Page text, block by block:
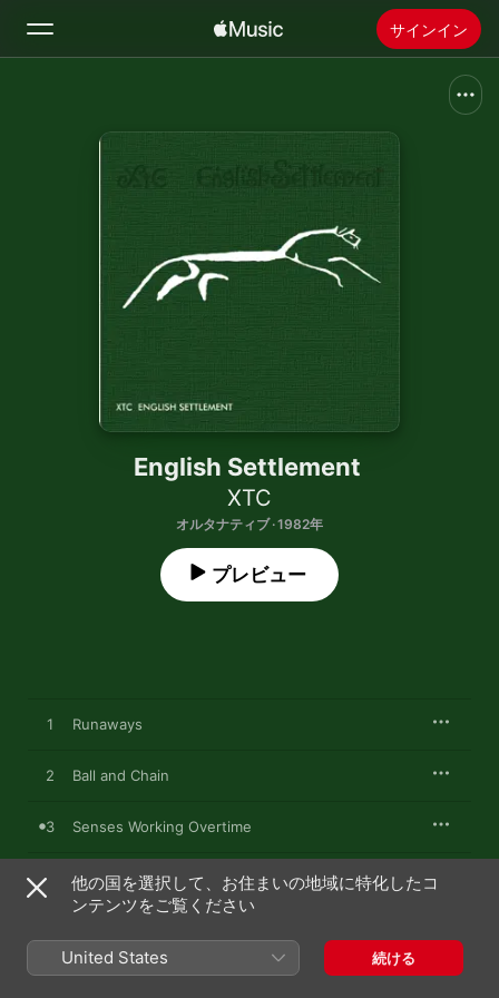
サインイン
Apple Musicをインストール
English Settlement
XTC
オルタナティブ · 1982年
プレビュー
1 Runaways
2 Ball and Chain
3 Senses Working Overtime
4 Jason and the Argonauts
6 Yacht Dance
他の国を選択して、お住まいの地域に特化したコ
ンテンツをご覧ください
United States 続ける